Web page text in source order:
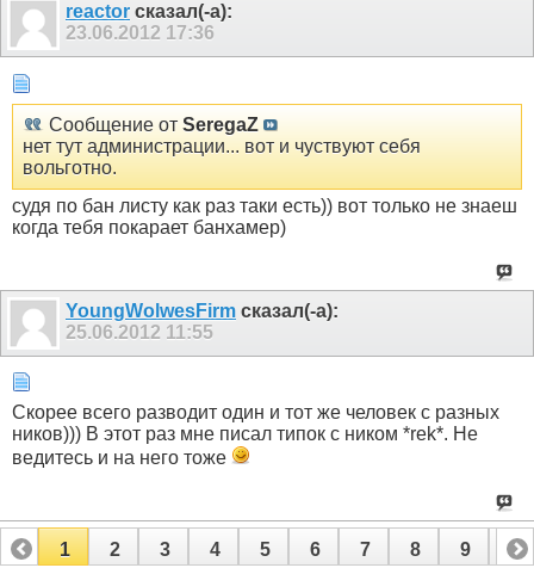
reactor сказал(-а):
23.06.2012 17:36
Сообщение от SeregaZ
нет тут администрации... вот и чуствуют себя
вольготно.
судя по бан листу как раз таки есть)) вот только не знаеш
когда тебя покарает банхамер)
YoungWolwesFirm сказал(-а):
25.06.2012 11:55
Скорее всего разводит один и тот же человек с разных
ников))) В этот раз мне писал типок с ником *rek*. Не
ведитесь и на него тоже
1 2 3 4 5 6 7 8 9 10